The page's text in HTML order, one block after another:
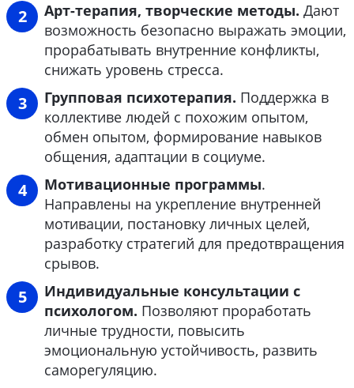
Арт-терапия, творческие методы. Дают
возможность безопасно выражать эмоции,
прорабатывать внутренние конфликты,
снижать уровень стресса.
Групповая психотерапия. Поддержка в
коллективе людей с похожим опытом,
обмен опытом, формирование навыков
общения, адаптации в социуме.
Мотивационные программы.
Направлены на укрепление внутренней
мотивации, постановку личных целей,
разработку стратегий для предотвращения
срывов.
Индивидуальные консультации с
психологом. Позволяют проработать
личные трудности, повысить
эмоциональную устойчивость, развить
саморегуляцию.